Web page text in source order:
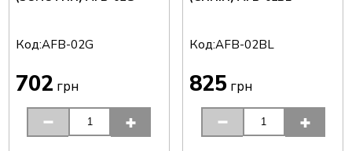
Код:AFB-02G
702 грн
Код:AFB-02BL
825 грн